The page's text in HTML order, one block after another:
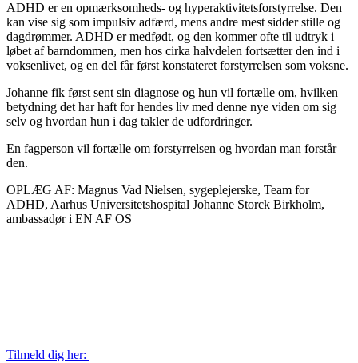
ADHD er en opmærksomheds- og hyperaktivitetsforstyrrelse. Den
kan vise sig som impulsiv adfærd, mens andre mest sidder stille og
dagdrømmer. ADHD er medfødt, og den kommer ofte til udtryk i
løbet af barndommen, men hos cirka halvdelen fortsætter den ind i
voksenlivet, og en del får først konstateret forstyrrelsen som voksne.
Johanne fik først sent sin diagnose og hun vil fortælle om, hvilken
betydning det har haft for hendes liv med denne nye viden om sig
selv og hvordan hun i dag takler de udfordringer.
En fagperson vil fortælle om forstyrrelsen og hvordan man forstår
den.
OPLÆG AF: Magnus Vad Nielsen, sygeplejerske, Team for
ADHD, Aarhus Universitetshospital Johanne Storck Birkholm,
ambassadør i EN AF OS
Tilmeld dig her: